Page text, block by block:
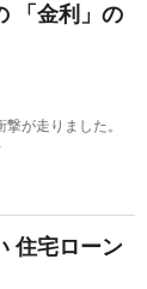
「金利」の
が走りました。
住宅ローン